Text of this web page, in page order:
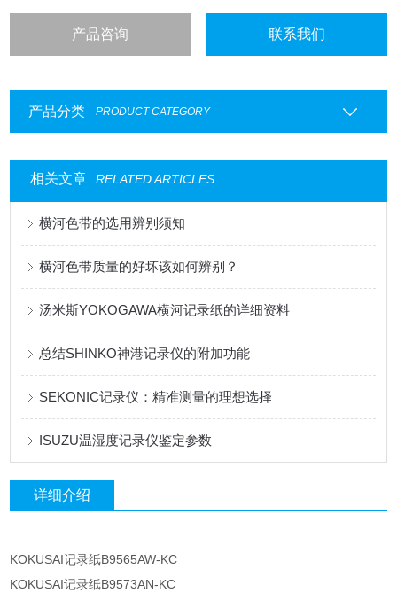
产品咨询 联系我们
产品分类 PRODUCT CATEGORY
相关文章 RELATED ARTICLES
横河色带的选用辨别须知
横河色带质量的好坏该如何辨别？
汤米斯YOKOGAWA横河记录纸的详细资料
总结SHINKO神港记录仪的附加功能
SEKONIC记录仪：精准测量的理想选择
ISUZU温湿度记录仪鉴定参数
详细介绍
KOKUSAI记录纸B9565AW-KC
KOKUSAI记录纸B9573AN-KC